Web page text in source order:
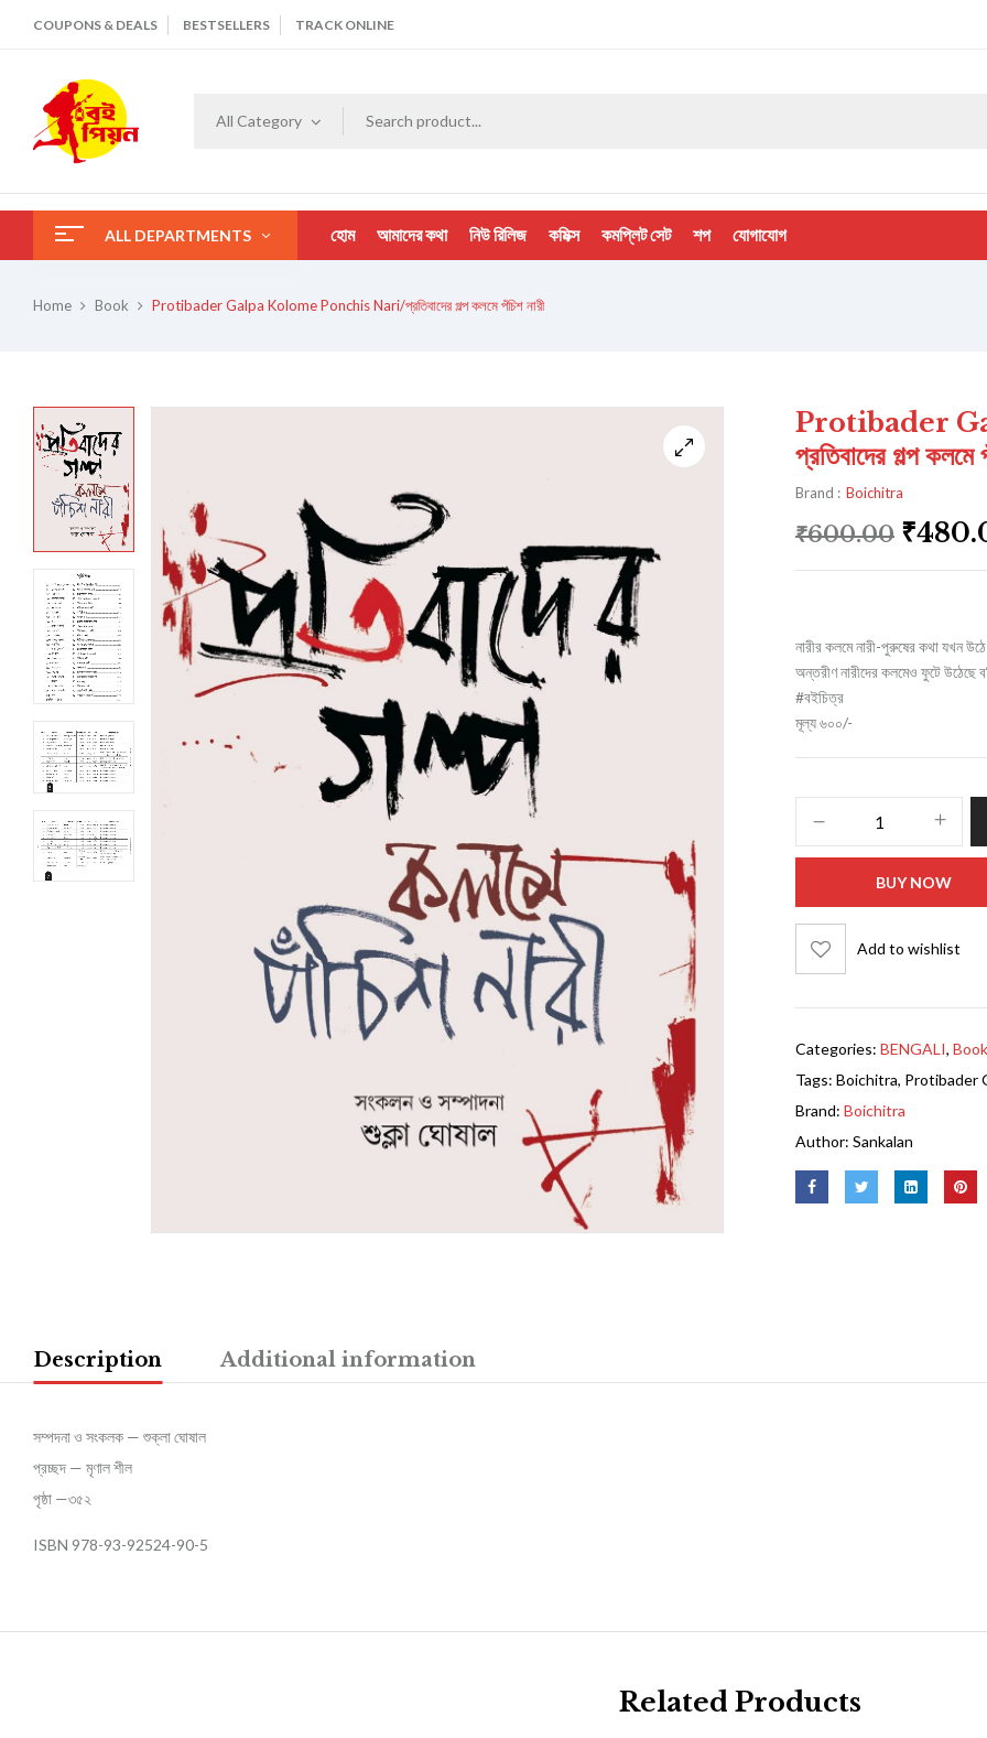
COUPONS & DEALS BESTSELLERS TRACK ONLINE
All Category
ALL DEPARTMENTS হোম আমাদের কথা নিউ রিলিজ কমিক্স কমপ্লিট সেট শপ যোগাযোগ
Home Book Protibader Galpa Kolome Ponchis Nari/প্রতিবাদের গল্প কলমে পঁচিশ নারী
Protibader
প্রতিবাদের গল্প কলমে
Brand : Boichitra
₹600.00 ₹
নারীর কলমে নারী-পুরুষের কথা যখন
অন্তরীণ নারীদের কলমেও ফুটে উঠেছে
#বইচিত্র
মূল্য ৬০০/-
BUY NOW
Add to wishlist
Categories: BENGALI, Book
Tags: Boichitra, Protibader
Brand: Boichitra
Author: Sankalan
Description Additional information
সম্পদনা ও সংকলক — শুক্লা ঘোষাল
প্রচ্ছদ — মৃণাল শীল
পৃষ্ঠা —৩৫২
ISBN 978-93-92524-90-5
Related Products